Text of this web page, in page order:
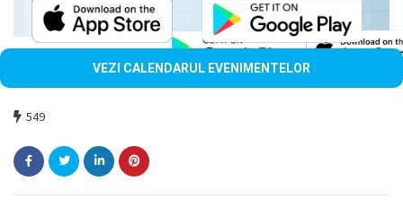
VEZI CALENDARUL EVENIMENTELOR
549